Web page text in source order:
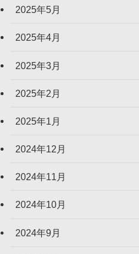
2025年5月
2025年4月
2025年3月
2025年2月
2025年1月
2024年12月
2024年11月
2024年10月
2024年9月